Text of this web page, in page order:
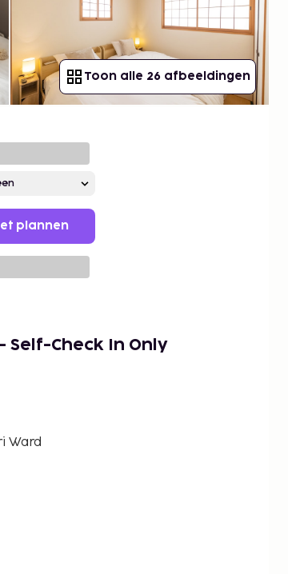
Toon alle 26 afbeeldingen
plannen
Self-Check In Only
Ward